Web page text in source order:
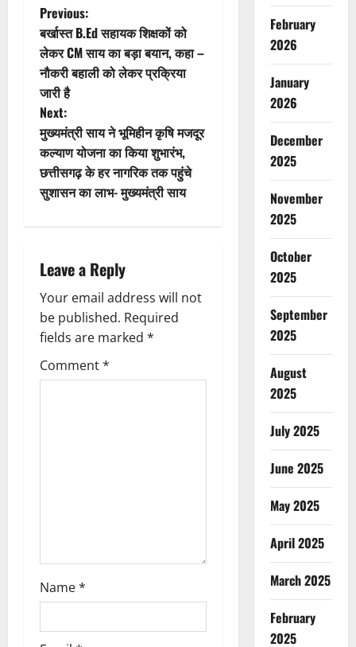
P
o
s
t
n
a
i
g
a
t
i
Previous:
बर्खास्त B.Ed सहायक शिक्षकों को
लेकर CM साय का बड़ा बयान, कहा –
नौकरी बहाली को लेकर प्रक्रिया
जारी है
Next:
मुख्यमंत्री साय ने भूमिहीन कृषि मजदूर
कल्याण योजना का किया शुभारंभ,
छत्तीसगढ़ के हर नागरिक तक पहुंचे
सुशासन का लाभ- मुख्यमंत्री साय
Leave a Reply
Your email address will not
be published. Required
fields are marked *
Comment*
Name*
February
2026
January
2026
December
2025
November
2025
October
2025
September
2025
August
2025
July 2025
June 2025
May 2025
April 2025
March 2025
February
2025